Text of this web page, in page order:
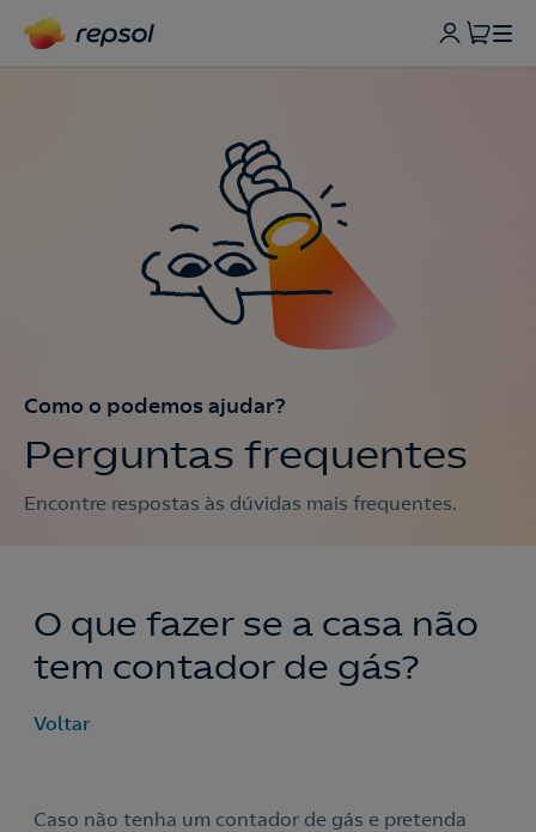
Como o podemos ajudar?
Perguntas frequentes
Encontre respostas às dúvidas mais frequentes.
O que fazer se a casa não
tem contador de gás?
Voltar
Caso não tenha um contador de gás e pretenda